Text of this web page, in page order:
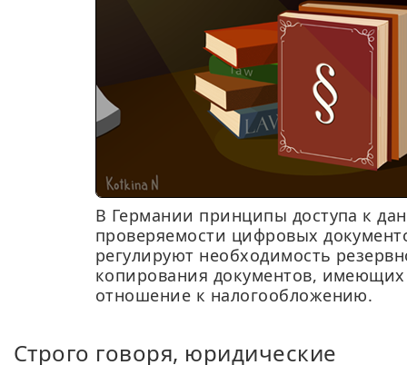
В Германии принципы доступа к
проверяемости цифровых
регулируют необходимость
копирования документов, имеющих
отношение к налогообложению.
Строго говоря, юридические